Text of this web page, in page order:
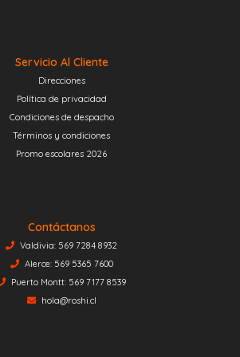
Servicio Al Cliente
Direcciones
Política de privacidad
Condiciones de despacho
Términos y condiciones
Promo escolares 2026
Contáctanos
Valdivia: 569 7284 8932
Alerce: 569 5365 7600
Puerto Montt: 569 7177 8539
hola@roshi.cl